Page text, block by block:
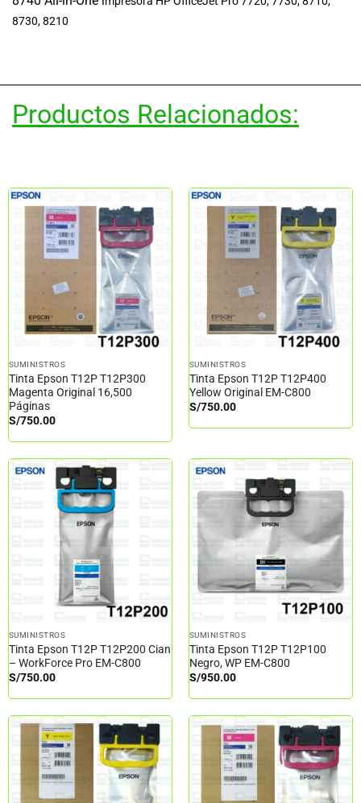
8730, 8210
Productos Relacionados:
SUMINISTROS
Tinta Epson T12P T12P300
Magenta Original 16,500
Páginas
S/750.00
SUMINISTROS
Tinta Epson T12P T12P400
Yellow Original EM-C800
S/750.00
SUMINISTROS
Tinta Epson T12P T12P200 Cian
– WorkForce Pro EM-C800
S/750.00
SUMINISTROS
Tinta Epson T12P T12P100
Negro, WP EM-C800
S/950.00